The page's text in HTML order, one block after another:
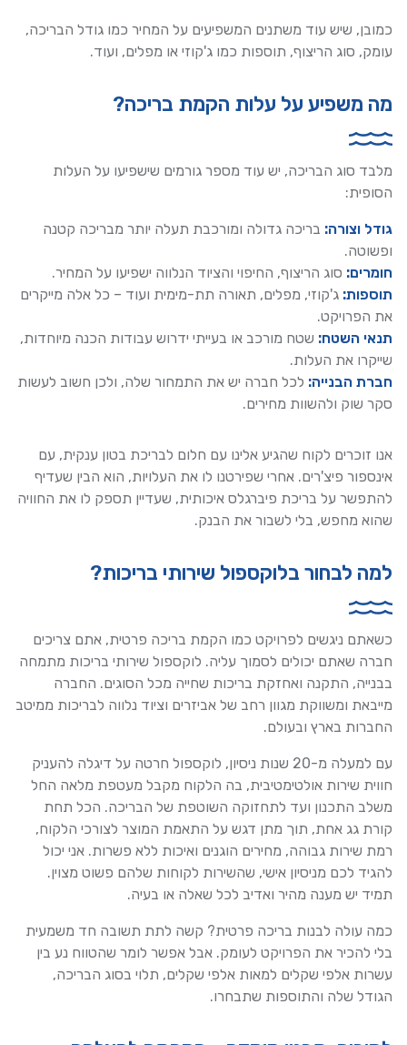
כמובן, שיש עוד משתנים המשפיעים על המחיר כמו גודל הבריכה,
עומק, סוג הריצוף, תוספות כמו ג'קוזי או מפלים, ועוד.
מה משפיע על עלות הקמת בריכה?
מלבד סוג הבריכה, יש עוד מספר גורמים שישפיעו על העלות
הסופית:
גודל וצורה: בריכה גדולה ומורכבת תעלה יותר מבריכה קטנה
ופשוטה.
חומרים: סוג הריצוף, החיפוי והציוד הנלווה ישפיעו על המחיר.
תוספות: ג'קוזי, מפלים, תאורה תת-מימית ועוד – כל אלה מייקרים
את הפרויקט.
תנאי השטח: שטח מורכב או בעייתי ידרוש עבודות הכנה מיוחדות,
שייקרו את העלות.
חברת הבנייה: לכל חברה יש את התמחור שלה, ולכן חשוב לעשות
סקר שוק ולהשוות מחירים.
אנו זוכרים לקוח שהגיע אלינו עם חלום לבריכת בטון ענקית, עם
אינספור פיצ'רים. אחרי שפירטנו לו את העלויות, הוא הבין שעדיף
להתפשר על בריכת פיברגלס איכותית, שעדיין תספק לו את החוויה
שהוא מחפש, בלי לשבור את הבנק.
למה לבחור בלוקספול שירותי בריכות?
כשאתם ניגשים לפרויקט כמו הקמת בריכה פרטית, אתם צריכים
חברה שאתם יכולים לסמוך עליה. לוקספול שירותי בריכות מתמחה
בבנייה, התקנה ואחזקת בריכות שחייה מכל הסוגים. החברה
מייבאת ומשווקת מגוון רחב של אביזרים וציוד נלווה לבריכות ממיטב
החברות בארץ ובעולם.
עם למעלה מ-20 שנות ניסיון, לוקספול חרטה על דיגלה להעניק
חווית שירות אולטימטיבית, בה הלקוח מקבל מעטפת מלאה החל
משלב התכנון ועד לתחזוקה השוטפת של הבריכה. הכל תחת
קורת גג אחת, תוך מתן דגש על התאמת המוצר לצורכי הלקוח,
רמת שירות גבוהה, מחירים הוגנים ואיכות ללא פשרות. אני יכול
להגיד לכם מניסיון אישי, שהשירות לקוחות שלהם פשוט מצוין.
תמיד יש מענה מהיר ואדיב לכל שאלה או בעיה.
כמה עולה לבנות בריכה פרטית? קשה לתת תשובה חד משמעית
בלי להכיר את הפרויקט לעומק. אבל אפשר לומר שהטווח נע בין
עשרות אלפי שקלים למאות אלפי שקלים, תלוי בסוג הבריכה,
הגודל שלה והתוספות שתבחרו.